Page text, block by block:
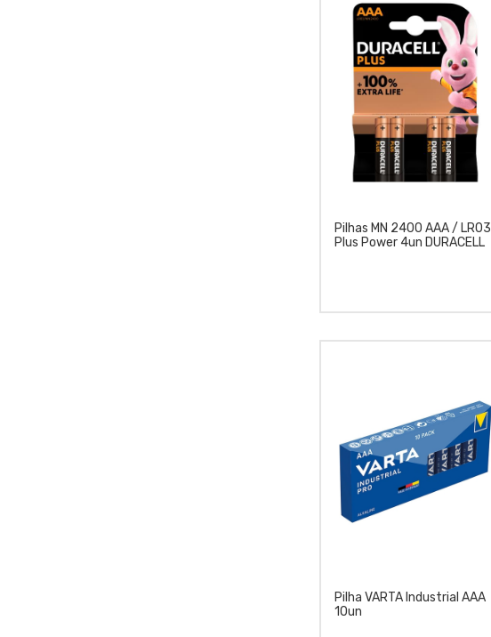
Pilhas MN 2400 AAA / LR03
Plus Power 4un DURACELL
Pilha VARTA Industrial AAA
10un